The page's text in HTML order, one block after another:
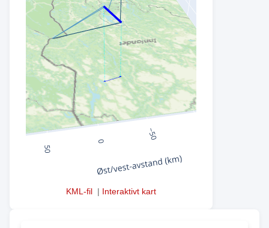
KML-fil | Interaktivt kart